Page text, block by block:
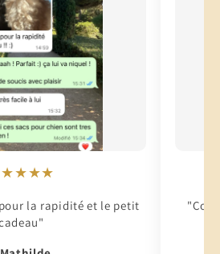
la rapidité et le petit